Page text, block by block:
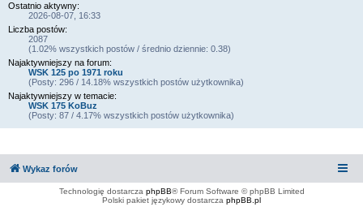
Ostatnio aktywny:
2026-08-07, 16:33
Liczba postów:
2087
(1.02% wszystkich postów / średnio dziennie: 0.38)
Najaktywniejszy na forum:
WSK 125 po 1971 roku
(Posty: 296 / 14.18% wszystkich postów użytkownika)
Najaktywniejszy w temacie:
WSK 175 KoBuz
(Posty: 87 / 4.17% wszystkich postów użytkownika)
Wykaz forów
Technologię dostarcza phpBB® Forum Software © phpBB Limited
Polski pakiet językowy dostarcza phpBB.pl